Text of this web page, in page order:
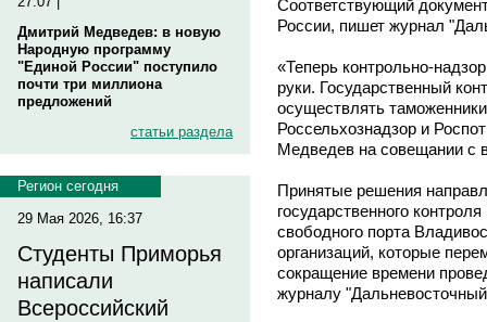
Дмитрий Медведев: в новую
Народную программу
"Единой России" поступило
почти три миллиона
предложений
статьи раздела
Регион сегодня
29 Мая 2026, 16:37
Студенты Приморья
написали
Всероссийский
Соответствующий
России, пишет журнал
«Теперь контрольно-
руки. Государственный
осуществлять
Россельхознадзор и
Медведев на совещании с
Принятые решения
государственного
свободного порта
организаций, которые
сокращение времени
журналу